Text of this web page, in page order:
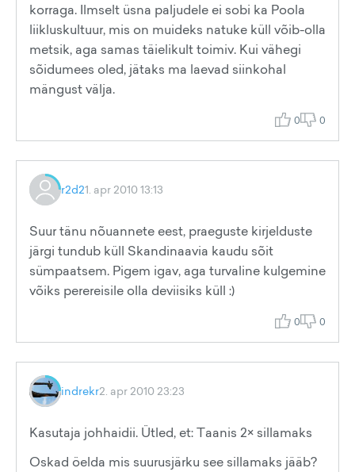
korraga. Ilmselt üsna paljudele ei sobi ka Poola
liikluskultuur, mis on muideks natuke küll võib-olla
metsik, aga samas täielikult toimiv. Kui vähegi
sõidumees oled, jätaks ma laevad siinkohal
mängust välja.
0 0
r2d21. apr 2010 13:13
Suur tänu nõuannete eest, praeguste kirjelduste
järgi tundub küll Skandinaavia kaudu sõit
sümpaatsem. Pigem igav, aga turvaline kulgemine
võiks perereisile olla deviisiks küll :)
0 0
indrekr2. apr 2010 23:23
Kasutaja johhaidii. Ütled, et: Taanis 2× sillamaks
Oskad öelda mis suurusjärku see sillamaks jääb?